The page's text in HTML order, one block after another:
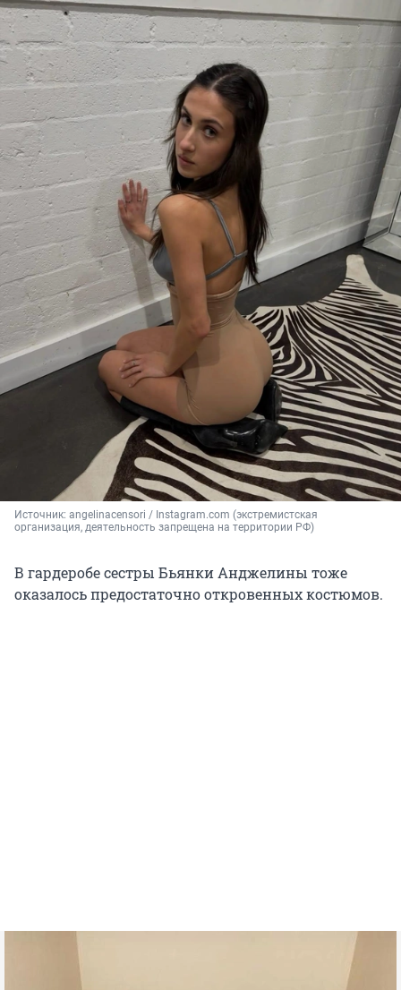
Источник: angelinacensori / Instagram.com (экстремистская
организация, деятельность запрещена на территории РФ)
В гардеробе сестры Бьянки Анджелины тоже
оказалось предостаточно откровенных костюмов.